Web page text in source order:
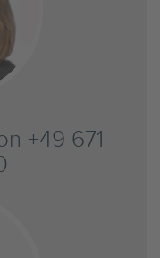
+49 671